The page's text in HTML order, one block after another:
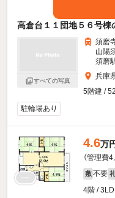
高倉台１１団地５６号棟
すべての写真
須磨
山陽
須磨
兵庫
5階建 /
駐輪場あり
4.6万
（管理費
敷 不要
4階 /